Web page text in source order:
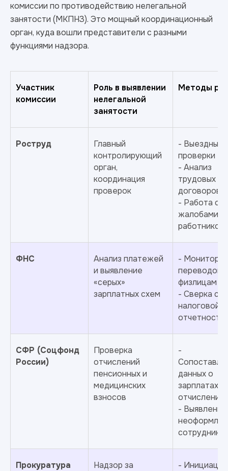
комиссии по противодействию нелегальной
занятости (МКПНЗ). Это мощный координационный
орган, куда вошли представители с разными
функциями надзора.
Участник
комиссии
Роль в выявлении
нелегальной
занятости
Методы
Роструд
Главный
контролирующий
орган,
координация
проверок
- Выездные
проверки
- Анализ
трудовых
договоров
- Работа с
жалобами
работников
ФНС
Анализ платежей
и выявление
«серых»
зарплатных схем
-
переводов
физлицам
- Сверка с
налоговой
СФР (Соцфонд
России)
Проверка
отчислений
пенсионных и
медицинских
взносов
-
данных о
зарплатах с
- Выявление
Прокуратура
Надзор за
- Инициация